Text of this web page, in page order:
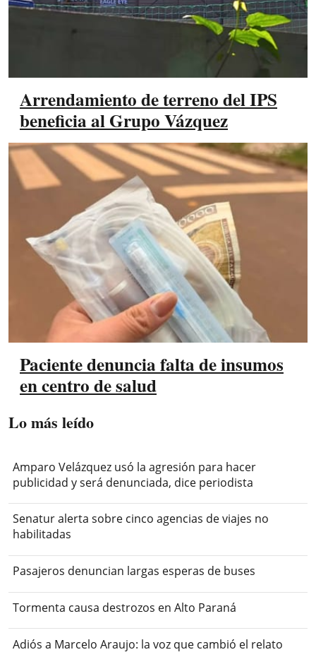
Arrendamiento de terreno del IPS
beneficia al Grupo Vázquez
Paciente denuncia falta de insumos
en centro de salud
Lo más leído
Amparo Velázquez usó la agresión para hacer
publicidad y será denunciada, dice periodista
Senatur alerta sobre cinco agencias de viajes no
habilitadas
Pasajeros denuncian largas esperas de buses
Tormenta causa destrozos en Alto Paraná
Adiós a Marcelo Araujo: la voz que cambió el relato